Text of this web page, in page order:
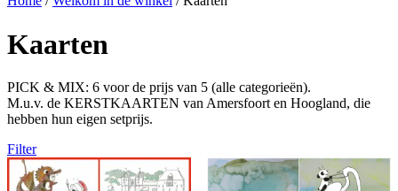
Kaarten
PICK & MIX: 6 voor de prijs van 5 (alle categorieën).
M.u.v. de KERSTKAARTEN van Amersfoort en Hoogland, die
hebben hun eigen setprijs.
Filter